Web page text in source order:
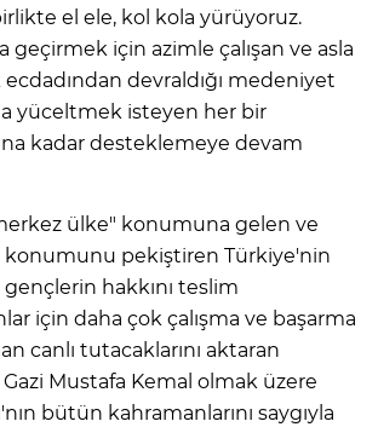
el ele, kol kola yürüyoruz.
geçirmek için azimle çalışan ve asla
devraldığı medeniyet
yüceltmek isteyen her bir
kadar desteklemeye devam
ülke" konumuna gelen ve
konumunu pekiştiren Türkiye'nin
gençlerin hakkını teslim
için daha çok çalışma ve başarma
canlı tutacaklarını aktaran
Mustafa Kemal olmak üzere
bütün kahramanlarını saygıyla